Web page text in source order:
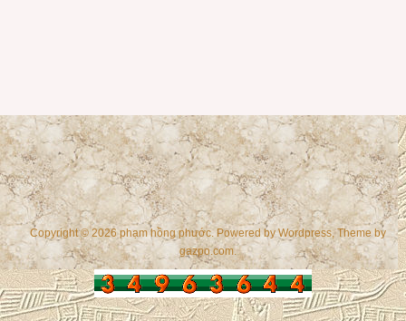
Copyright © 2026 phạm hồng phước. Powered byWordpress , Theme by
gazpo.com.